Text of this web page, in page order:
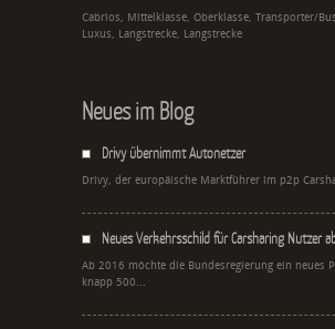
Cabrios, Mittelklasse, Oberklasse, Transporter/
Luxus, Langstrecke, Langstrecke
Neues im Blog
Drivy übernimmt Autonetzer
Drivy, der europäische Marktführer im p2p
Neues Verkehrsschild für Carsharing Nutzer
Ab 2016 möchte die Bundesregierung ein neues
knapp 500...